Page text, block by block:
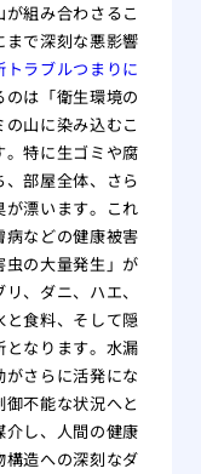
組み合わさるこ
まで深刻な悪影響
ラブルつまりに
は「衛生環境の
山に染み込むこ
。特に生ゴミや腐
部屋全体、さら
漂います。これ
などの健康被害
の大量発生」が
、ダニ、ハエ、
食料、そして隠
なります。水漏
さらに活発にな
不能な状況へと
し、人間の健康
造への深刻なダ